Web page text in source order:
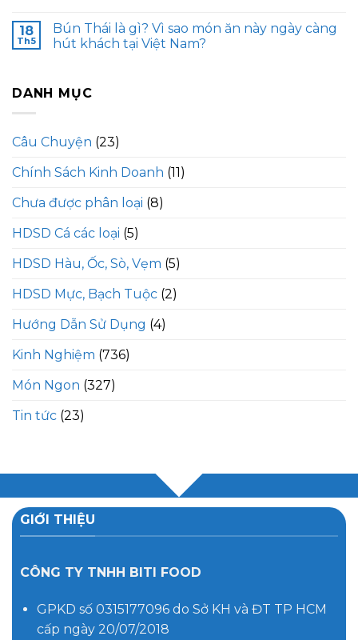
18
Th5
Bún Thái là gì? Vì sao món ăn này ngày càng
hút khách tại Việt Nam?
DANH MỤC
Câu Chuyện (23)
Chính Sách Kinh Doanh (11)
Chưa được phân loại (8)
HDSD Cá các loại (5)
HDSD Hàu, Ốc, Sò, Vẹm (5)
HDSD Mực, Bạch Tuộc (2)
Hướng Dẫn Sử Dụng (4)
Kinh Nghiệm (736)
Món Ngon (327)
Tin tức (23)
GIỚI THIỆU
CÔNG TY TNHH BITI FOOD
GPKD số 0315177096 do Sở KH và ĐT TP HCM
cấp ngày 20/07/2018